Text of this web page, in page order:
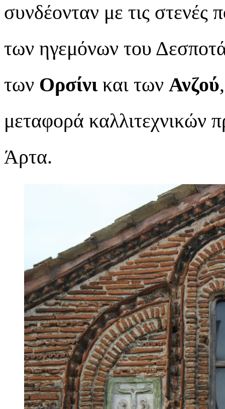
συνδέονταν με τις στενές
των ηγεμόνων του
των Ορσίνικαι των Ανζού
μεταφορά καλλιτεχνικών
Άρτα.